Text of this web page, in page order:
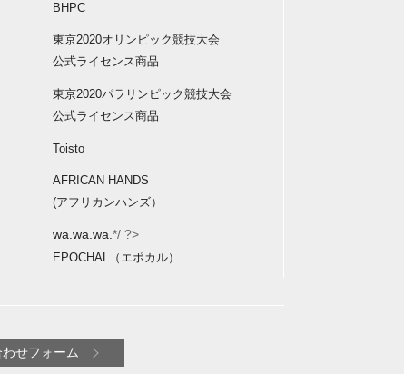
BHPC
東京2020オリンピック競技大会
公式ライセンス商品
東京2020パラリンピック競技大会
公式ライセンス商品
Toisto
AFRICAN HANDS
(アフリカンハンズ）
wa.wa.wa. */ ?>
EPOCHAL（エポカル）
せフォーム